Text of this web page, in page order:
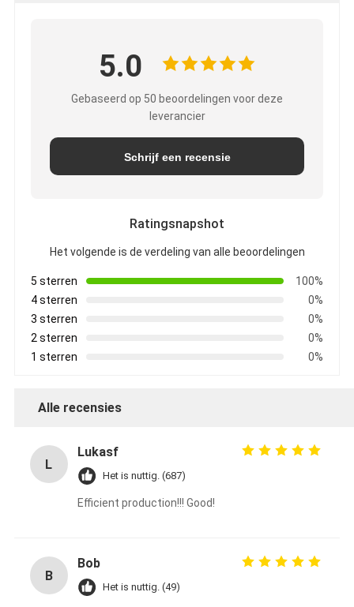
5.0
Gebaseerd op 50 beoordelingen voor deze
leverancier
Schrijf een recensie
Ratingsnapshot
Het volgende is de verdeling van alle beoordelingen
5 sterren
100%
4 sterren
0%
3 sterren
0%
2 sterren
0%
1 sterren
0%
Alle recensies
L
Lukasf
Het is nuttig. (687)
Efficient production!!! Good!
B
Bob
Het is nuttig. (49)